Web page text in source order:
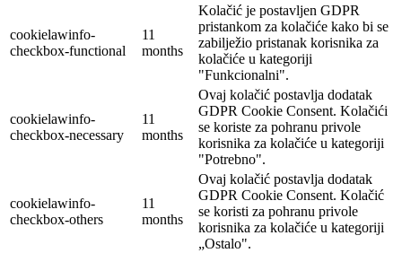
cookielawinfo-
checkbox-functional
11
months
Kolačić je postavljen GDPR
pristankom za kolačiće kako bi se
zabilježio pristanak korisnika za
kolačiće u kategoriji
"Funkcionalni".
cookielawinfo-
checkbox-necessary
11
months
Ovaj kolačić postavlja dodatak
GDPR Cookie Consent. Kolačići
se koriste za pohranu privole
korisnika za kolačiće u kategoriji
"Potrebno".
cookielawinfo-
checkbox-others
11
months
Ovaj kolačić postavlja dodatak
GDPR Cookie Consent. Kolačić
se koristi za pohranu privole
korisnika za kolačiće u kategoriji
„Ostalo".